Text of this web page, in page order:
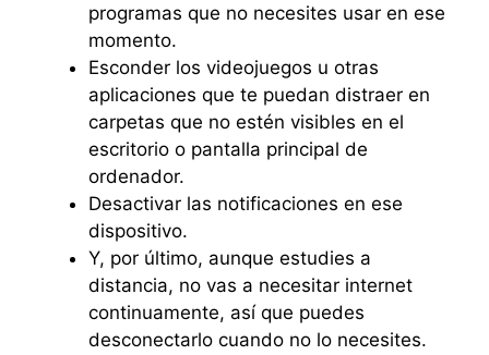
programas que no necesites usar en ese
momento.
Esconder los videojuegos u otras
aplicaciones que te puedan distraer en
carpetas que no estén visibles en el
escritorio o pantalla principal de
ordenador.
Desactivar las notificaciones en ese
dispositivo.
Y, por último, aunque estudies a
distancia, no vas a necesitar internet
continuamente, así que puedes
desconectarlo cuando no lo necesites.